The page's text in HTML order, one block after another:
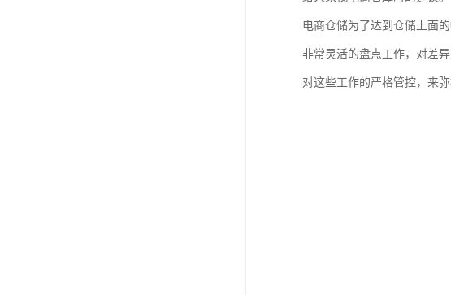
电商仓储为了达到仓储上面
非常灵活的盘点工作，对差
对这些工作的严格管控，来